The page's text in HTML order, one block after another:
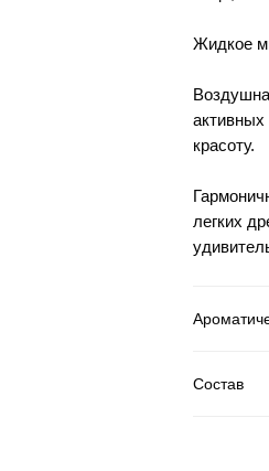
Жидкое
красоту.
легких
Состав